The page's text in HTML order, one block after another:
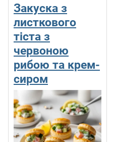
Закуска з
листкового
тіста з
червоною
рибою та крем-
сиром